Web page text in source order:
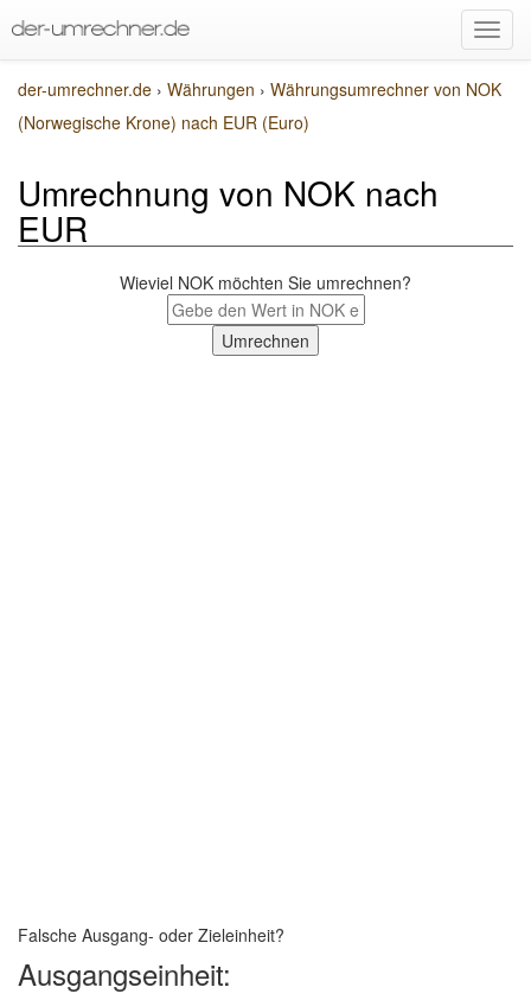
der-umrechner.de › Währungen › Währungsumrechner von NOK
(Norwegische Krone) nach EUR (Euro)
Umrechnung von NOK nach
EUR
Wieviel NOK möchten Sie umrechnen?
Falsche Ausgang- oder Zieleinheit?
Ausgangseinheit: